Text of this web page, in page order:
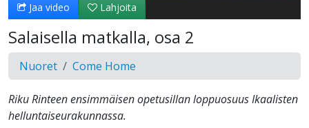
Jaa video Lahjoita
Salaisella matkalla, osa 2
Nuoret Come Home
Riku Rinteen ensimmäisen opetusillan loppuosuus Ikaalisten
helluntaiseurakunnassa.